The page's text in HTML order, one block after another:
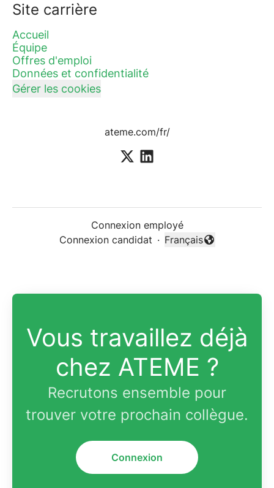
Site carrière
Accueil
Équipe
Offres d'emploi
Données et confidentialité
Gérer les cookies
ateme.com/fr/
Connexion employé
Connexion candidat ·
Changer la langue
Français
Vous travaillez déjà
chez ATEME ?
Recrutons ensemble pour
trouver votre prochain collègue.
Connexion